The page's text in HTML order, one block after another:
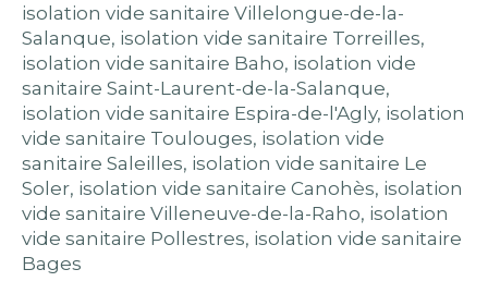
isolation vide sanitaire Villelongue-de-la-
Salanque, isolation vide sanitaire Torreilles,
isolation vide sanitaire Baho, isolation vide
sanitaire Saint-Laurent-de-la-Salanque,
isolation vide sanitaire Espira-de-l'Agly, isolation
vide sanitaire Toulouges, isolation vide
sanitaire Saleilles, isolation vide sanitaire Le
Soler, isolation vide sanitaire Canohès, isolation
vide sanitaire Villeneuve-de-la-Raho, isolation
vide sanitaire Pollestres, isolation vide sanitaire
Bages